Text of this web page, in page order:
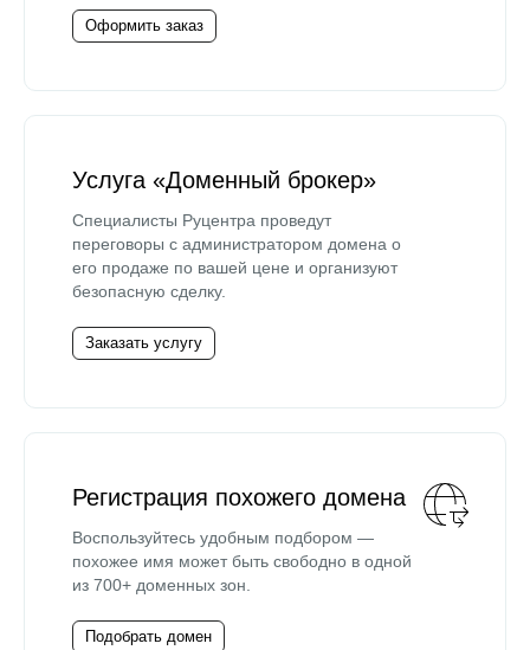
Оформить заказ
Услуга «Доменный брокер»
Специалисты Руцентра проведут
переговоры с администратором домена о
его продаже по вашей цене и организуют
безопасную сделку.
Заказать услугу
Регистрация похожего домена
Воспользуйтесь удобным подбором —
похожее имя может быть свободно в одной
из 700+ доменных зон.
Подобрать домен